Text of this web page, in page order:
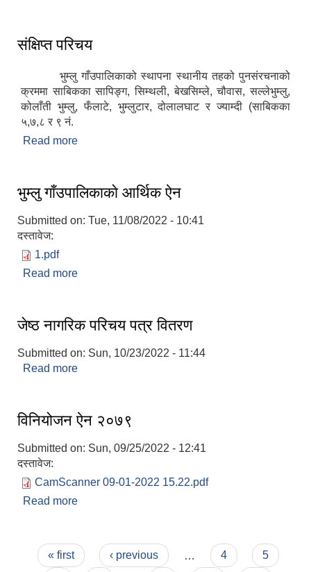
संक्षिप्त परिचय
भुम्लु गाँउपालिकाको स्थापना स्थानीय तहको पुनसंरचनाको
क्रममा साबिकका सापिङ्ग, सिम्थली, बेखसिम्ले, चौवास, सल्लेभुम्लु,
कोलाँती भुम्लु, फँलाटे, भुम्लुटार, दोलालघाट र ज्याम्दी (साबिकका
५,७,८ र ९ नं.
Read more
भुम्लु गाँउपालिकाकाे आर्थिक ऐन
Submitted on: Tue, 11/08/2022 - 10:41
दस्तावेज:
1.pdf
Read more
जेष्ठ नागरिक परिचय पत्र वितरण
Submitted on: Sun, 10/23/2022 - 11:44
Read more
विनियोजन ऐन २०७९
Submitted on: Sun, 09/25/2022 - 12:41
दस्तावेज:
CamScanner 09-01-2022 15.22.pdf
Read more
Pages
« first ‹ previous … 4
5